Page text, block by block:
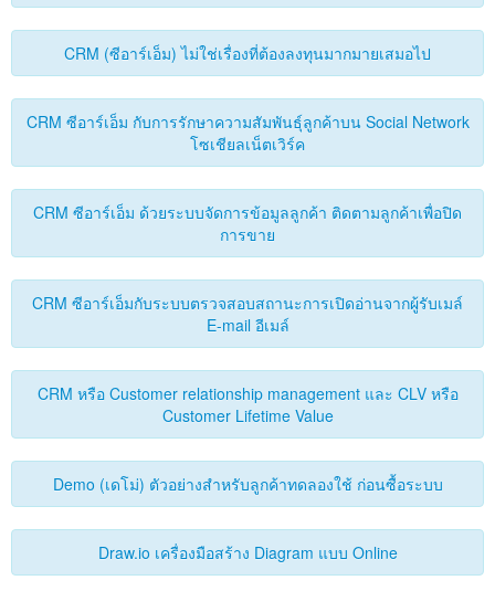
CRM (ซีอาร์เอ็ม) ไม่ใช่เรื่องที่ต้องลงทุนมากมายเสมอไป
CRM ซีอาร์เอ็ม กับการรักษาความสัมพันธุ์ลูกค้าบน Social Network
โซเชียลเน็ตเวิร์ค
CRM ซีอาร์เอ็ม ด้วยระบบจัดการข้อมูลลูกค้า ติดตามลูกค้าเพื่อปิด
การขาย
CRM ซีอาร์เอ็มกับระบบตรวจสอบสถานะการเปิดอ่านจากผู้รับเมล์
E-mail อีเมล์
CRM หรือ Customer relationship management และ CLV หรือ
Customer Lifetime Value
Demo (เดโม่) ตัวอย่างสำหรับลูกค้าทดลองใช้ ก่อนซื้อระบบ
Draw.io เครื่องมือสร้าง Diagram แบบ Online